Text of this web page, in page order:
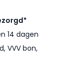
14 dagen
VVV bon,